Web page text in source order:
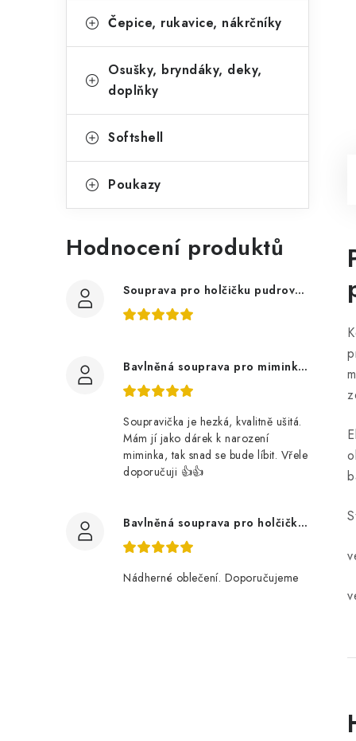
Čepice, rukavice, nákrčníky
Osušky, bryndáky, deky,
doplňky
Softshell
Poukazy
Hodnocení produktů
Souprava pro holčičku pudrově růžová, ptáčci květy
Bavlněná souprava pro miminko, zvířátka v lese
Soupravička je hezká, kvalitně ušitá.
Mám jí jako dárek k narození
miminka, tak snad se bude líbit. Vřele
doporučuji 👍👍
Bavlněná souprava pro holčičku, tmavé květy
Nádherné oblečení. Doporučujeme